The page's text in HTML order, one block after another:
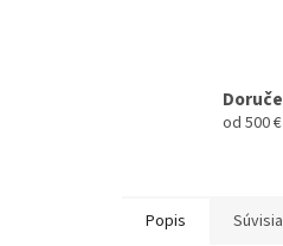
od 500 €
Popis